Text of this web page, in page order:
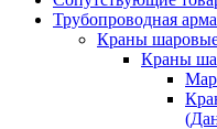
Трубопроводная
Краны
Краны